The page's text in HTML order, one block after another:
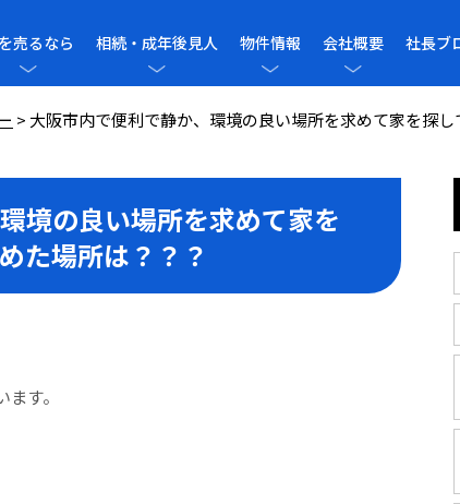
売るなら 相続・成年後見人 物件情報 会社概要 社長ブ
> 大阪市内で便利で静か、環境の良い場所を求めて家を探
境の良い場所を求めて家を
た場所は？？？
す。